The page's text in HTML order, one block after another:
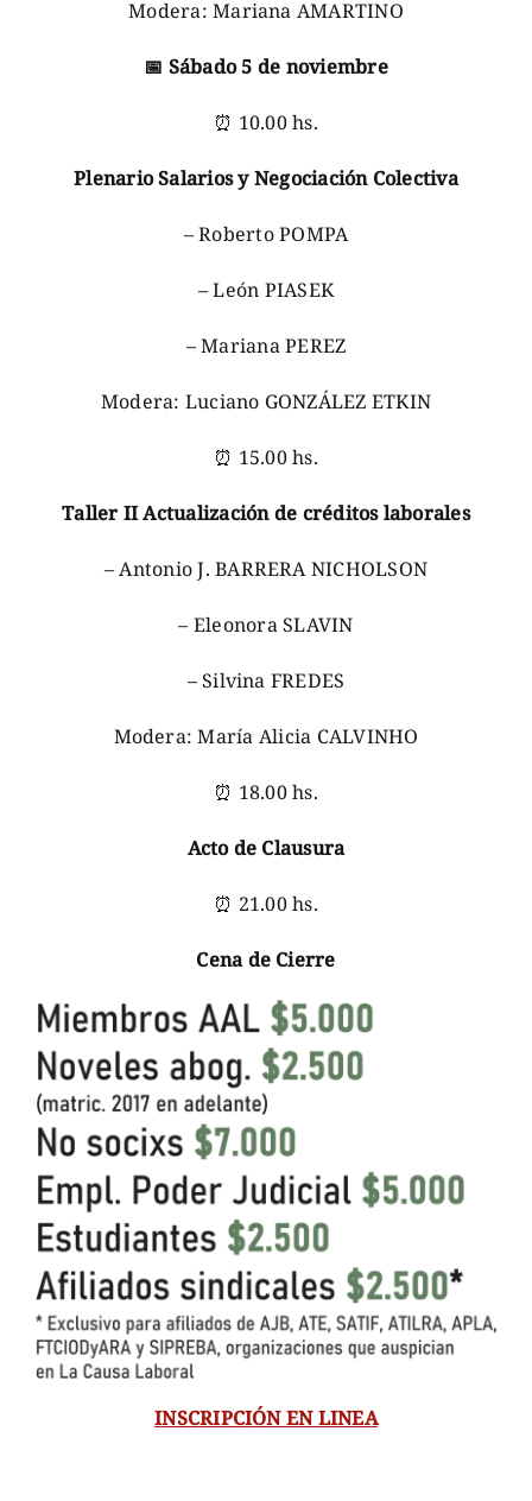
Modera: Mariana AMARTINO
📅 Sábado 5 de noviembre
⏰ 10.00 hs.
Plenario Salarios y Negociación Colectiva
– Roberto POMPA
– León PIASEK
– Mariana PEREZ
Modera: Luciano GONZÁLEZ ETKIN
⏰ 15.00 hs.
Taller II Actualización de créditos laborales
– Antonio J. BARRERA NICHOLSON
– Eleonora SLAVIN
– Silvina FREDES
Modera: María Alicia CALVINHO
⏰ 18.00 hs.
Acto de Clausura
⏰ 21.00 hs.
Cena de Cierre
INSCRIPCIÓN EN LINEA